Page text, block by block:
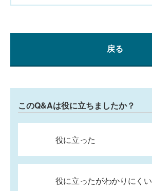
戻る
このQ&Aは役に立ちましたか？
役に立った
役に立ったがわかりにくい